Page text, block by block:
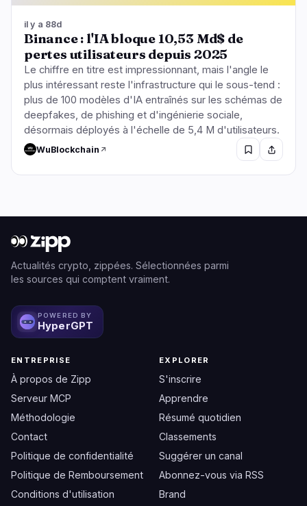
il y a 88d
Binance : l'IA bloque 10,53 Md$ de
pertes utilisateurs depuis 2025
Le chiffre en titre est impressionnant, mais l'angle le
plus intéressant reste l'infrastructure qui le sous-tend :
plus de 100 modèles d'IA entraînés sur les schémas de
deepfakes, de phishing et d'ingénierie sociale,
désormais déployés à l'échelle de 5,4 M d'utilisateurs.
WuBlockchain
Actualités crypto, zippées. Sélectionnées parmi
les sources qui comptent vraiment.
POWERED BY
HyperGPT
ENTREPRISE
À propos de Zipp
Serveur MCP
Méthodologie
Contact
Politique de confidentialité
Politique de Remboursement
Conditions d'utilisation
EXPLORER
S'inscrire
Apprendre
Résumé quotidien
Classements
Suggérer un canal
Abonnez-vous via RSS
Brand